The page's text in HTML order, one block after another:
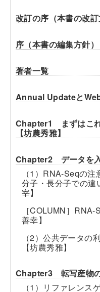
改訂の序（本書の改訂
序（本書の編集方針）
著者一覧
Annual Updateと
Chapter1 まずはこ
【坊農秀雅】
Chapter2 データを
（1）RNA-Seqの
分子・長分子での
宰】
［COLUMN］
善幸】
（2）公共データの
【坊農秀雅】
Chapter3 転写産物
（1）リファレン